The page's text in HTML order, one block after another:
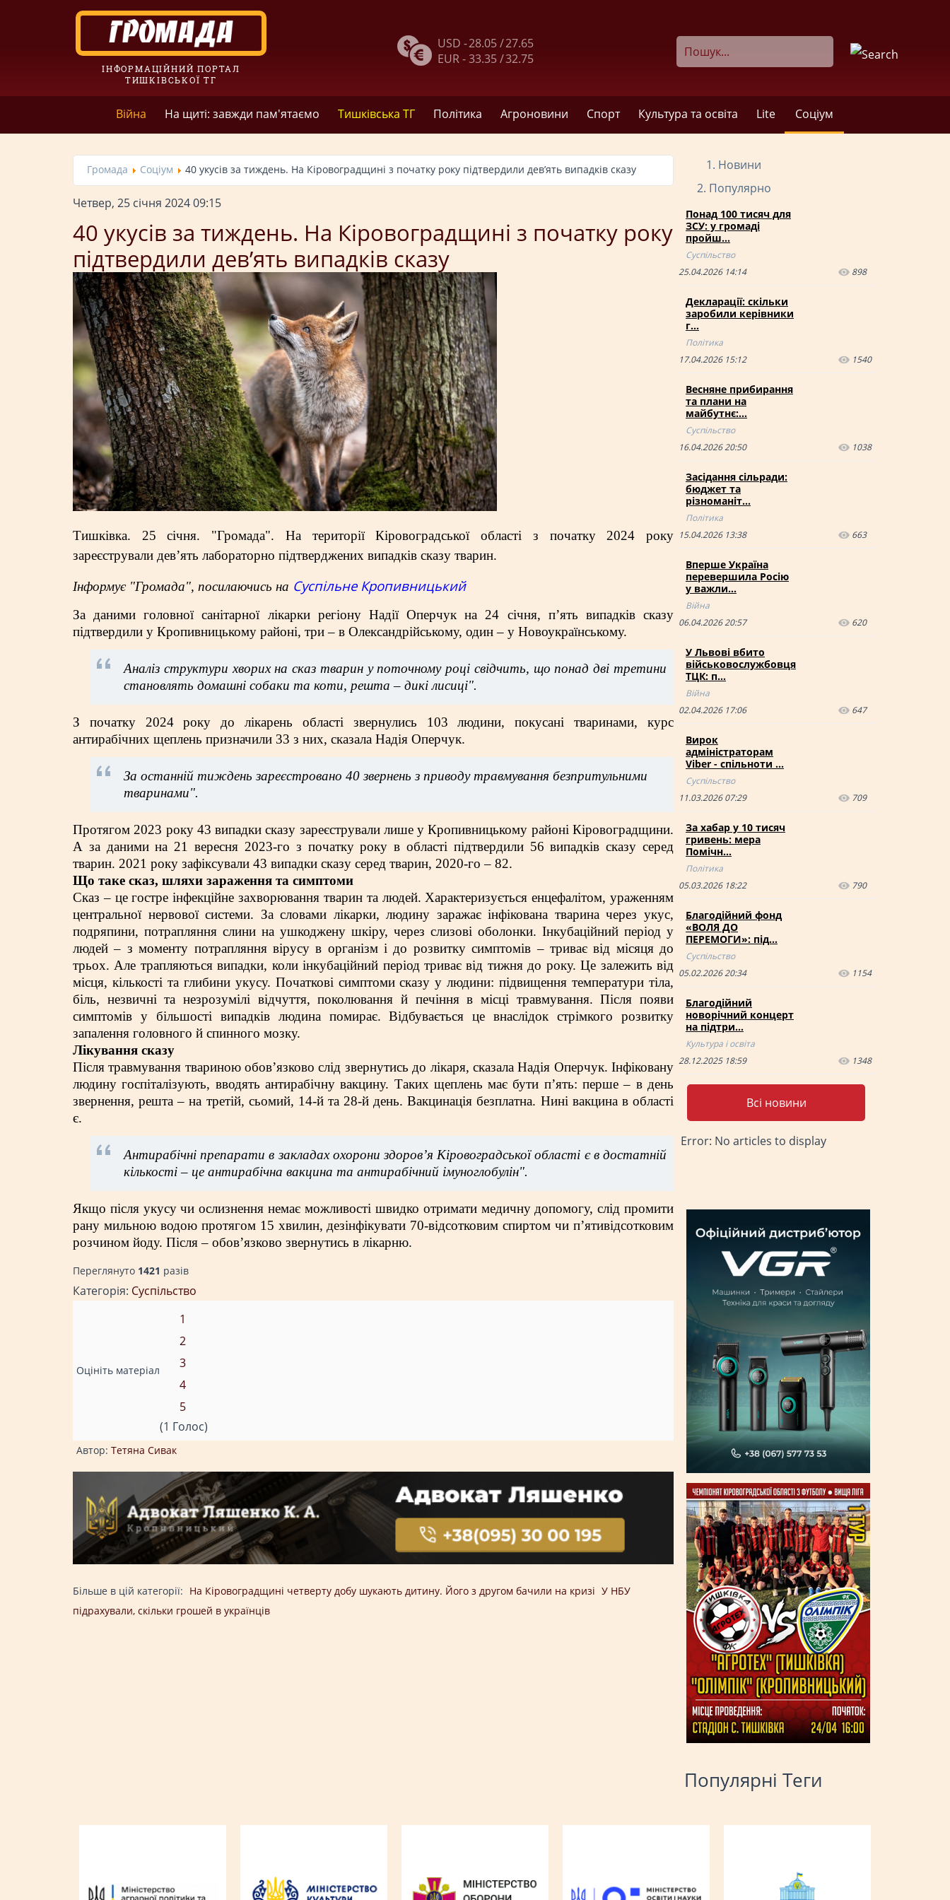
ІНФОРМАЦІЙНИЙ ПОРТАЛ
ТИШКІВСЬКОЇ ТГ
USD -28.05 /27.65
EUR -33.35 /32.75
Війна На щиті: завжди пам'ятаємо Тишківська ТГ Політика Агроновини Спорт Культура та освіта Lite Соціум
Громада Соціум 40 укусів за тиждень. На Кіровоградщині з початку року підтвердили дев’ять випадків сказу
Четвер, 25 січня 2024 09:15
40 укусів за тиждень. На Кіровоградщині з початку року
підтвердили дев’ять випадків сказу
Тишківка. 25 січня. "Громада". На території Кіровоградської області з початку 2024 року
зареєстрували дев’ять лабораторно підтверджених випадків сказу тварин.
Інформує "Громада", посилаючись на Суспільне Кропивницький
За даними головної санітарної лікарки регіону Надії Оперчук на 24 січня, п’ять випадків сказу
підтвердили у Кропивницькому районі, три – в Олександрійському, один – у Новоукраїнському.
Аналіз структури хворих на сказ тварин у поточному році свідчить, що понад дві третини
становлять домашні собаки та коти, решта – дикі лисиці".
З початку 2024 року до лікарень області звернулись 103 людини, покусані тваринами, курс
антирабічних щеплень призначили 33 з них, сказала Надія Оперчук.
За останній тиждень зареєстровано 40 звернень з приводу травмування безпритульними
тваринами".
Протягом 2023 року 43 випадки сказу зареєстрували лише у Кропивницькому районі Кіровоградщини.
А за даними на 21 вересня 2023-го з початку року в області підтвердили 56 випадків сказу серед
тварин. 2021 року зафіксували 43 випадки сказу серед тварин, 2020-го – 82.
Що таке сказ, шляхи зараження та симптоми
Сказ – це гостре інфекційне захворювання тварин та людей. Характеризується енцефалітом, ураженням
центральної нервової системи. За словами лікарки, людину заражає інфікована тварина через укус,
подряпини, потрапляння слини на ушкоджену шкіру, через слизові оболонки. Інкубаційний період у
людей – з моменту потрапляння вірусу в організм і до розвитку симптомів – триває від місяця до
трьох. Але трапляються випадки, коли інкубаційний період триває від тижня до року. Це залежить від
місця, кількості та глибини укусу. Початкові симптоми сказу у людини: підвищення температури тіла,
біль, незвичні та незрозумілі відчуття, поколювання й печіння в місці травмування. Після появи
симптомів у більшості випадків людина помирає. Відбувається це внаслідок стрімкого розвитку
запалення головного й спинного мозку.
Лікування сказу
Після травмування твариною обов’язково слід звернутись до лікаря, сказала Надія Оперчук. Інфіковану
людину госпіталізують, вводять антирабічну вакцину. Таких щеплень має бути п’ять: перше – в день
звернення, решта – на третій, сьомий, 14-й та 28-й день. Вакцинація безплатна. Нині вакцина в області
є.
Антирабічні препарати в закладах охорони здоров’я Кіровоградської області є в достатній
кількості – це антирабічна вакцина та антирабічний імуноглобулін".
Якщо після укусу чи ослизнення немає можливості швидко отримати медичну допомогу, слід промити
рану мильною водою протягом 15 хвилин, дезінфікувати 70-відсотковим спиртом чи п’ятивідсотковим
розчином йоду. Після – обов’язково звернутись в лікарню.
Переглянуто 1421 разiв
Категорія: Суспільство
Оцініть матеріал
1
2
3
4
5
(1 Голос)
Автор: Тетяна Сивак
Більше в цій категорії: На Кіровоградщині четверту добу шукають дитину. Його з другом бачили на кризі У НБУ
підрахували, скільки грошей в українців
Новини
Популярно
Понад 100 тисяч для
ЗСУ: у громаді
пройш…
Суспільство
25.04.2026 14:14
898
Декларації: скільки
заробили керівники
г…
Політика
17.04.2026 15:12
1540
Весняне прибирання
та плани на
майбутнє:…
Суспільство
16.04.2026 20:50
1038
Засідання сільради:
бюджет та
різноманіт…
Політика
15.04.2026 13:38
663
Вперше Україна
перевершила Росію
у важли…
Війна
06.04.2026 20:57
620
У Львові вбито
військовослужбовця
ТЦК: п…
Війна
02.04.2026 17:06
647
Вирок
адміністраторам
Viber - спільноти …
Суспільство
11.03.2026 07:29
709
За хабар у 10 тисяч
гривень: мера
Помічн…
Політика
05.03.2026 18:22
790
Благодійний фонд
«ВОЛЯ ДО
ПЕРЕМОГИ»: під…
Суспільство
05.02.2026 20:34
1154
Благодійний
новорічний концерт
на підтри…
Культура і освіта
28.12.2025 18:59
1348
Всі новини
Error: No articles to display
Популярні Теги